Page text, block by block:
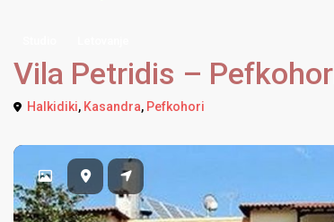
Vila Petridis –
Halkidiki, Kasandra, Pefkohori